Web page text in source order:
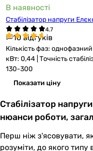
В наявності
Стабілізатор напруги
10 відгуків
Кількість фаз:
кВт: 0,44 | Точність
130-300
Показати ціну
Стабілізатор
нюанси роботи,
Перш ніж з'ясовувати,
розуміти, до якого